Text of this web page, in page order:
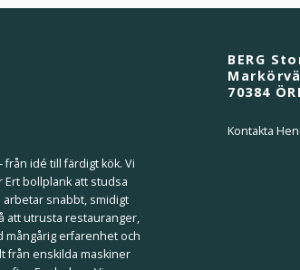
från idé till färdigt kök. Vi
bollplank att studsa
snabbt, smidigt
att utrusta restauranger,
mångårig erfarenhet och
från enskilda maskiner
BERG
70384
Kontakta